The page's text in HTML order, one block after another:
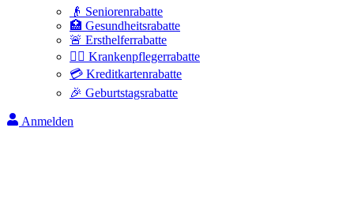
👴 Seniorenrabatte
🏥 Gesundheitsrabatte
🚨 Ersthelferrabatte
👩‍⚕️ Krankenpflegerrabatte
💳 Kreditkartenrabatte
🎉 Geburtstagsrabatte
Anmelden